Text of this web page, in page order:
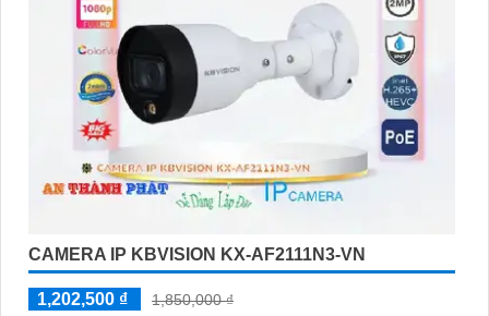
CAMERA IP KBVISION KX-AF2111N3-VN
1,202,500 ₫
1,850,000 ₫